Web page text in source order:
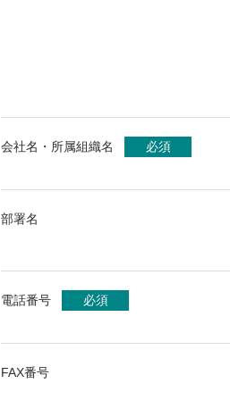
会社名・所属組織名 必須
部署名
電話番号 必須
FAX番号